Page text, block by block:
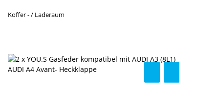
Koffer - / Laderaum